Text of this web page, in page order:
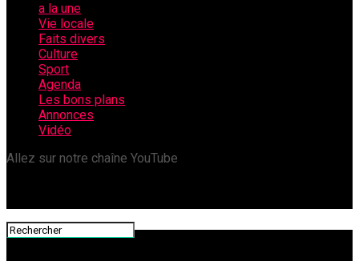
a la une
Vie locale
Faits divers
Culture
Sport
Agenda
Les bons plans
Annonces
Vidéo
Allez sur notre chaîne YouTube